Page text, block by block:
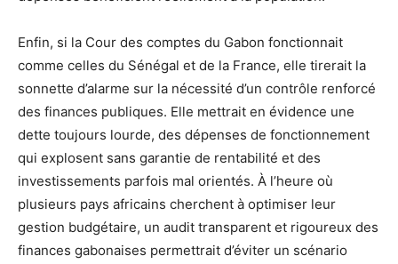
Enfin, si la Cour des comptes du Gabon fonctionnait
comme celles du Sénégal et de la France, elle tirerait la
sonnette d’alarme sur la nécessité d’un contrôle renforcé
des finances publiques. Elle mettrait en évidence une
dette toujours lourde, des dépenses de fonctionnement
qui explosent sans garantie de rentabilité et des
investissements parfois mal orientés. À l’heure où
plusieurs pays africains cherchent à optimiser leur
gestion budgétaire, un audit transparent et rigoureux des
finances gabonaises permettrait d’éviter un scénario